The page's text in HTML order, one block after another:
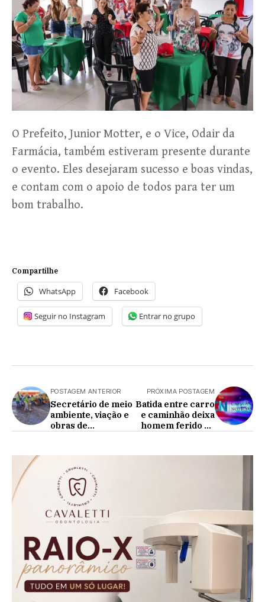
O Prefeito, Junior Motter, e o Vice, Odair da
Farmácia, também estiveram presente durante
o evento. Eles desejaram sucesso e boas vindas,
e contam com o apoio de todos para ter um
bom trabalho.
Compartilhe
WhatsApp Facebook
Seguir no Instagram Entrar no grupo
POSTAGEM ANTERIOR
Secretário de meio
ambiente, viação e
obras de
equipe na limpeza
dos lixos
PRÓXIMA POSTAGEM
Batida entre carro
e caminhão deixa
homem ferido na